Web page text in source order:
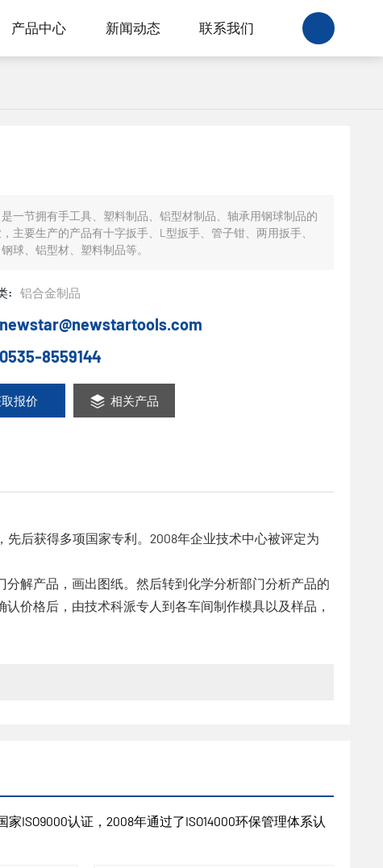
产品中心 新闻动态 联系我们
一节拥有手工具、塑料制品、铝型材制品、轴承用钢球制品的
主要生产的产品有十字扳手、L型扳手、管子钳、两用扳手、
球、铝型材、塑料制品等。
: 铝合金制品
newstar@newstartools.com
0535-8559144
报价 相关产品
后获得多项国家专利。2008年企业技术中心被评定为
解产品，画出图纸。然后转到化学分析部门分析产品的
价格后，由技术科派专人到各车间制作模具以及样品，
ISO9000认证，2008年通过了ISO14000环保管理体系认